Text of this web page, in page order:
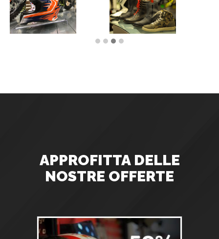
APPROFITTA DELLE
NOSTRE OFFERTE